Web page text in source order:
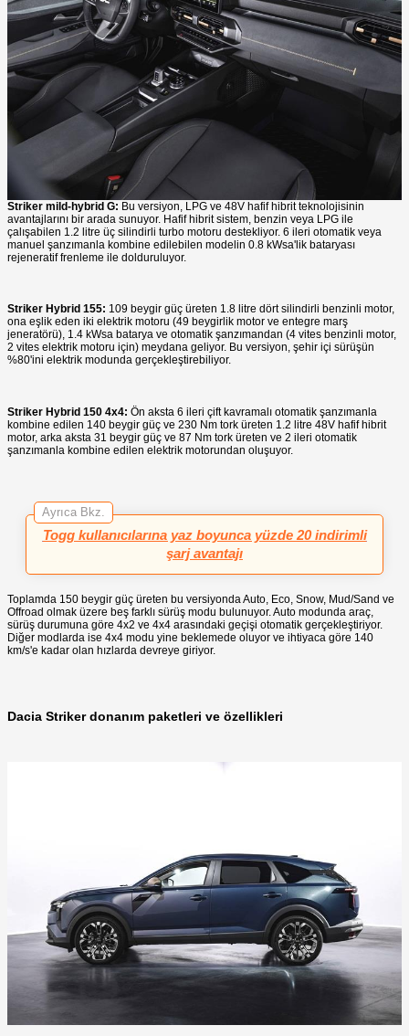
Striker mild-hybrid G: Bu versiyon, LPG ve 48V hafif hibrit teknolojisinin
avantajlarını bir arada sunuyor. Hafif hibrit sistem, benzin veya LPG ile
çalışabilen 1.2 litre üç silindirli turbo motoru destekliyor. 6 ileri otomatik veya
manuel şanzımanla kombine edilebilen modelin 0.8 kWsa'lik bataryası
rejeneratif frenleme ile dolduruluyor.
Striker Hybrid 155: 109 beygir güç üreten 1.8 litre dört silindirli benzinli motor,
ona eşlik eden iki elektrik motoru (49 beygirlik motor ve entegre marş
jeneratörü), 1.4 kWsa batarya ve otomatik şanzımandan (4 vites benzinli motor,
2 vites elektrik motoru için) meydana geliyor. Bu versiyon, şehir içi sürüşün
%80'ini elektrik modunda gerçekleştirebiliyor.
Striker Hybrid 150 4x4: Ön aksta 6 ileri çift kavramalı otomatik şanzımanla
kombine edilen 140 beygir güç ve 230 Nm tork üreten 1.2 litre 48V hafif hibrit
motor, arka aksta 31 beygir güç ve 87 Nm tork üreten ve 2 ileri otomatik
şanzımanla kombine edilen elektrik motorundan oluşuyor.
Ayrıca Bkz.
Togg kullanıcılarına yaz boyunca yüzde 20 indirimli
şarj avantajı
Toplamda 150 beygir güç üreten bu versiyonda Auto, Eco, Snow, Mud/Sand ve
Offroad olmak üzere beş farklı sürüş modu bulunuyor. Auto modunda araç,
sürüş durumuna göre 4x2 ve 4x4 arasındaki geçişi otomatik gerçekleştiriyor.
Diğer modlarda ise 4x4 modu yine beklemede oluyor ve ihtiyaca göre 140
km/s'e kadar olan hızlarda devreye giriyor.
Dacia Striker donanım paketleri ve özellikleri